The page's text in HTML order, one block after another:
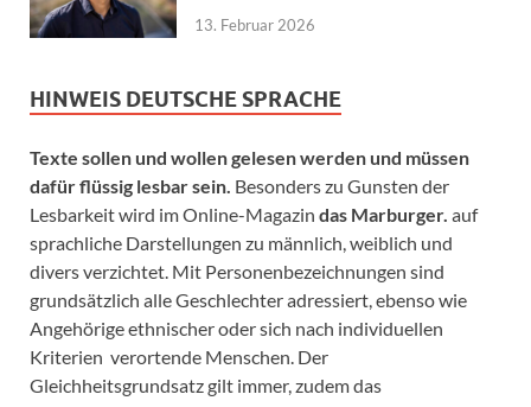
13. Februar 2026
HINWEIS DEUTSCHE SPRACHE
Texte sollen und wollen gelesen werden und müssen
dafür flüssig lesbar sein. Besonders zu Gunsten der
Lesbarkeit wird im Online-Magazin das Marburger. auf
sprachliche Darstellungen zu männlich, weiblich und
divers verzichtet. Mit Personenbezeichnungen sind
grundsätzlich alle Geschlechter adressiert, ebenso wie
Angehörige ethnischer oder sich nach individuellen
Kriterien verortende Menschen. Der
Gleichheitsgrundsatz gilt immer, zudem das